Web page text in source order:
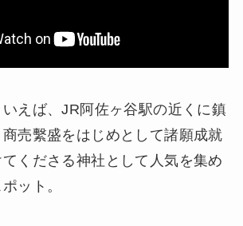
えば、JR阿佐ヶ谷駅の近くに鎮
売繫盛をはじめとして諸願成就
くださる神社として人気を集め
ット。